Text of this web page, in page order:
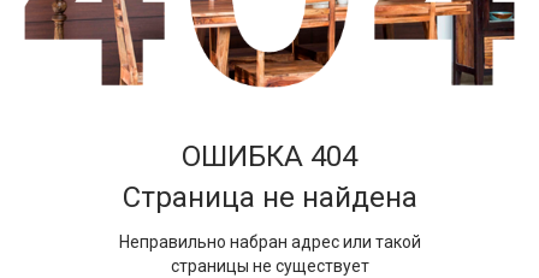
ОШИБКА 404
Страница не найдена
Неправильно набран адрес или такой
страницы не существует